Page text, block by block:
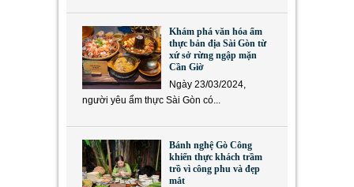
Khám phá văn hóa ẩm
thực bản địa Sài Gòn từ
xứ sở rừng ngập mặn
Cần Giờ
Ngày 23/03/2024,
người yêu ẩm thực Sài Gòn có...
Bánh nghệ Gò Công
khiến thực khách trầm
trồ vì công phu và đẹp
mắt